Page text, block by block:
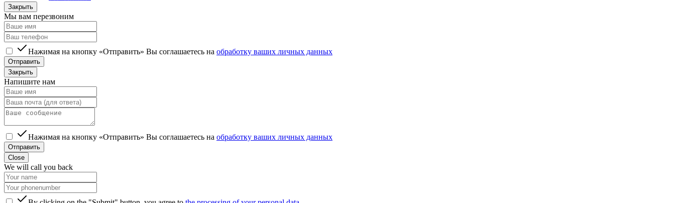
Закрыть
Мы вам перезвоним
Нажимая на кнопку «Отправить» Вы соглашаетесь на обработку ваших личных данных
Отправить
Закрыть
Напишите нам
Нажимая на кнопку «Отправить» Вы соглашаетесь на обработку ваших личных данных
Отправить
Close
We will call you back